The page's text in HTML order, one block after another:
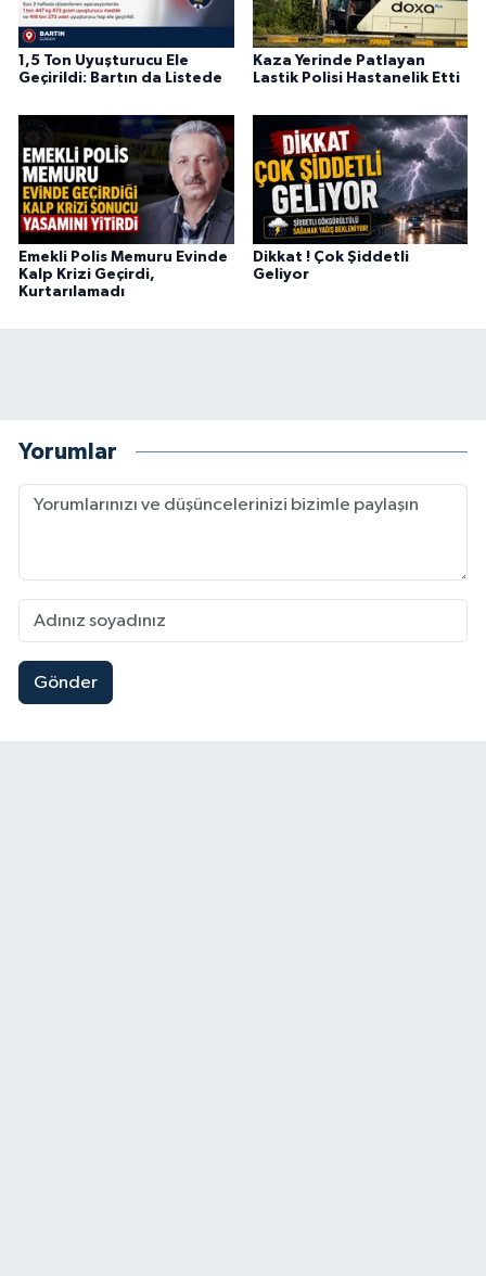
1,5 Ton Uyuşturucu Ele
Geçirildi: Bartın da Listede
Kaza Yerinde Patlayan
Lastik Polisi Hastanelik Etti
Emekli Polis Memuru Evinde
Kalp Krizi Geçirdi,
Kurtarılamadı
Dikkat ! Çok Şiddetli
Geliyor
Yorumlar
Gönder